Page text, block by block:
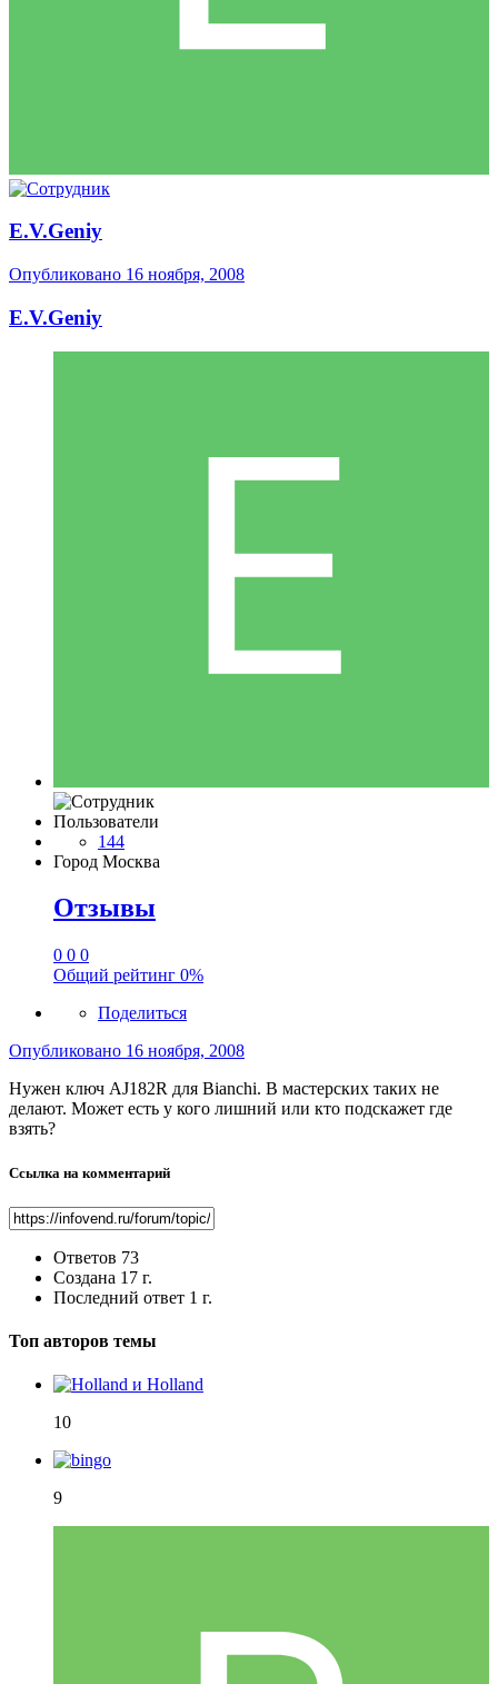
E.V.Geniy
Опубликовано 16 ноября, 2008
E.V.Geniy
Пользователи
144
Город Москва
Отзывы
0 0 0
Общий рейтинг 0%
Поделиться
Опубликовано 16 ноября, 2008
Нужен ключ AJ182R для Bianchi. В мастерских таких не
делают. Может есть у кого лишний или кто подскажет где
взять?
Ссылка на комментарий
Ответов 73
Создана 17 г.
Последний ответ 1 г.
Топ авторов темы
10
9